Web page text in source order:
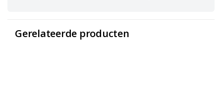
Gerelateerde producten